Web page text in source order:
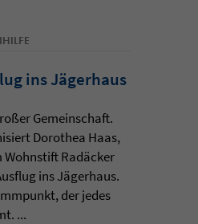
ins Jägerhaus
Gemeinschaft.
Dorothea Haas,
Radäcker
ins Jägerhaus.
der jedes
...